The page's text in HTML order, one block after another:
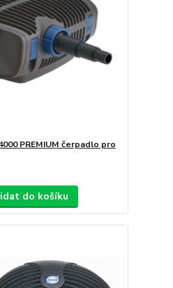
PREMIUM čerpadlo pro
do košíku